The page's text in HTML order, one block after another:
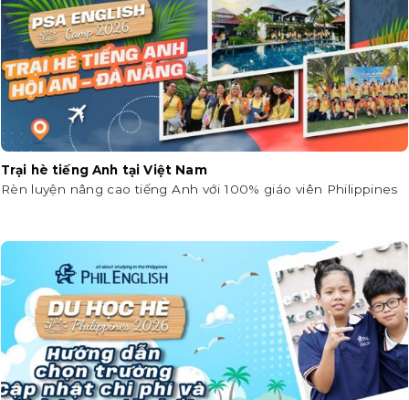
Trại hè tiếng Anh tại Việt Nam
Rèn luyện nâng cao tiếng Anh với 100% giáo viên Philippines